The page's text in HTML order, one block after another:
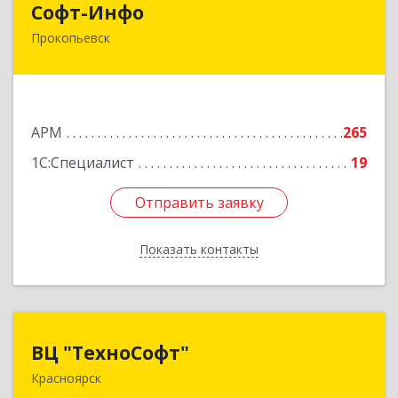
Софт-Инфо
Прокопьевск
АРМ
265
1С:Специалист
19
Отправить заявку
Показать контакты
653039, Кемеровская область - Кузбасс,
Подробнее
Отправить заявку
Назад
ВЦ "ТехноСофт"
Красноярск660118, Красноярский край, Красноярск г,